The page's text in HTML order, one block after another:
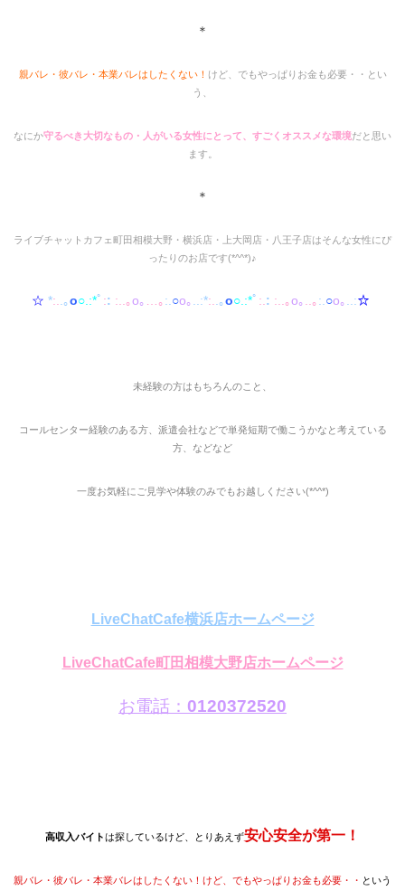
＊
親バレ・彼バレ・本業バレはしたくない！ けど、でもやっぱりお金も必要・・とい
う、
なにか守るべき大切なもの・人がいる女性にとって、すごくオススメな環境だと思い
ます。
＊
ライブチャットカフェ町田相模大野・横浜店・上大岡店・八王子店はそんな女性にぴ
ったりのお店です(*^^*)♪
☆ *:. .｡o○.:*ﾟ :: :..｡o｡ …｡:. ○o｡ ..:*:. .｡o○.:*ﾟ :. : :..｡o｡ ..｡:. ○o｡ ..:☆
未経験の方はもちろんのこと、
コールセンター経験のある方、派遣会社などで単発短期で働こうかなと考えている
方、などなど
一度お気軽にご見学や体験のみでもお越しください(*^^*)
LiveChatCafe横浜店ホームページ
LiveChatCafe町田相模大野店ホームページ
お電話： 0120372520
高収入バイトは探しているけど、とりあえず安心安全が第一！
親バレ・彼バレ・本業バレはしたくない！けど、でもやっぱりお金も必要・・ という